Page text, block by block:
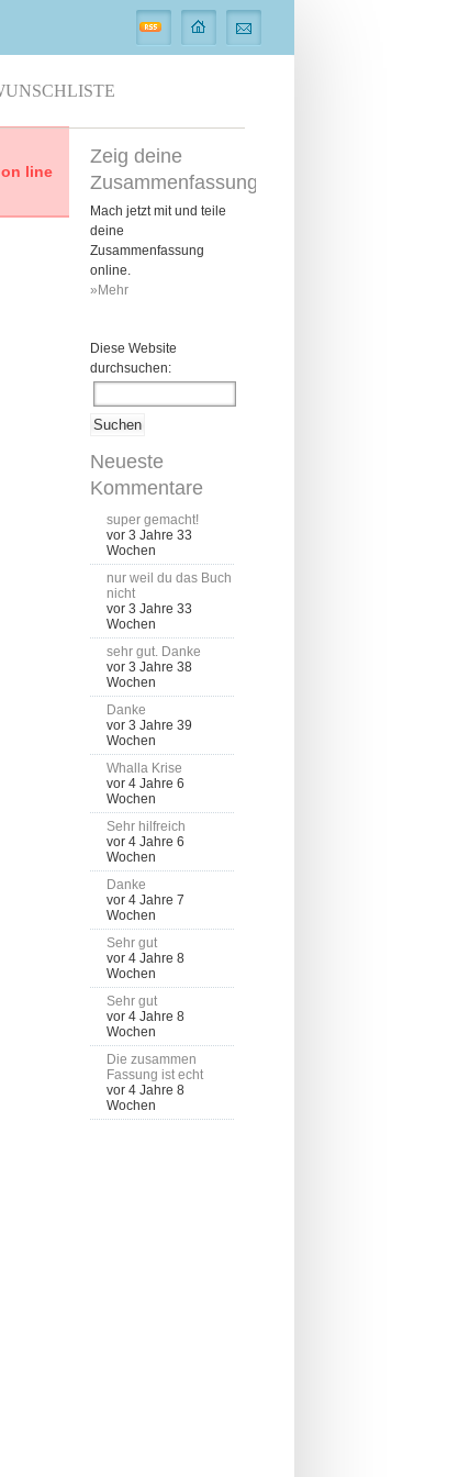
line
Zeig deine
Zusammenfassung
Mach jetzt mit und teile
deine
Zusammenfassung
online.
»Mehr
Diese Website
durchsuchen:
Neueste
Kommentare
super gemacht!
vor 3 Jahre 33
Wochen
nur weil du das Buch
nicht
vor 3 Jahre 33
Wochen
sehr gut. Danke
vor 3 Jahre 38
Wochen
Danke
vor 3 Jahre 39
Wochen
Whalla Krise
vor 4 Jahre 6
Wochen
Sehr hilfreich
vor 4 Jahre 6
Wochen
Danke
vor 4 Jahre 7
Wochen
Sehr gut
vor 4 Jahre 8
Wochen
Sehr gut
vor 4 Jahre 8
Wochen
Die zusammen
Fassung ist echt
vor 4 Jahre 8
Wochen